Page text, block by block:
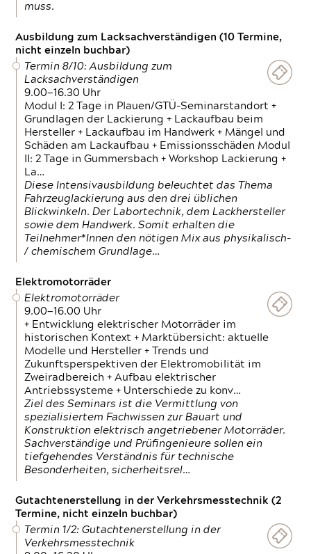
muss.
Ausbildung zum Lacksachverständigen (10 Termine,
nicht einzeln buchbar)
Termin 8/10: Ausbildung zum
Lacksachverständigen
9.00—16.30 Uhr
Modul I: 2 Tage in Plauen/GTÜ-Seminarstandort +
Grundlagen der Lackierung + Lackaufbau beim
Hersteller + Lackaufbau im Handwerk + Mängel und
Schäden am Lackaufbau + Emissionsschäden Modul
II: 2 Tage in Gummersbach + Workshop Lackierung +
La…
Diese Intensivausbildung beleuchtet das Thema
Fahrzeuglackierung aus den drei üblichen
Blickwinkeln. Der Labortechnik, dem Lackhersteller
sowie dem Handwerk. Somit erhalten die
Teilnehmer*Innen den nötigen Mix aus physikalisch-
/ chemischem Grundlage…
Elektromotorräder
Elektromotorräder
9.00—16.00 Uhr
+ Entwicklung elektrischer Motorräder im
historischen Kontext + Marktübersicht: aktuelle
Modelle und Hersteller + Trends und
Zukunftsperspektiven der Elektromobilität im
Zweiradbereich + Aufbau elektrischer
Antriebssysteme + Unterschiede zu konv…
Ziel des Seminars ist die Vermittlung von
spezialisiertem Fachwissen zur Bauart und
Konstruktion elektrisch angetriebener Motorräder.
Sachverständige und Prüfingenieure sollen ein
tiefgehendes Verständnis für technische
Besonderheiten, sicherheitsrel…
Gutachtenerstellung in der Verkehrsmesstechnik (2
Termine, nicht einzeln buchbar)
Termin 1/2: Gutachtenerstellung in der
Verkehrsmesstechnik